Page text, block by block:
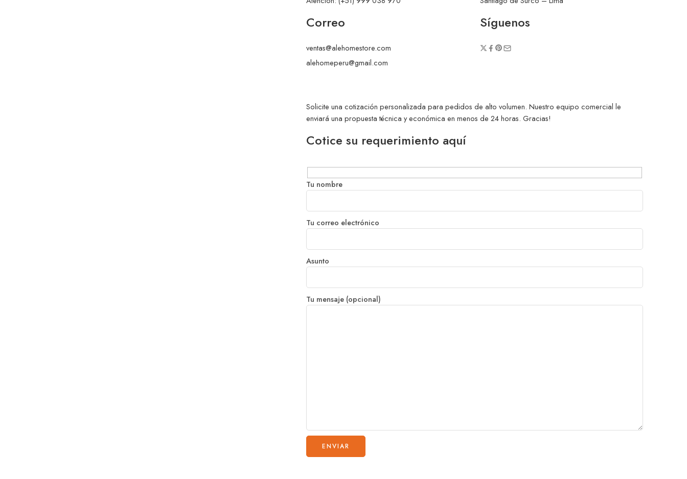
Correo
ventas@alehomestore.com
alehomeperu@gmail.com
Síguenos
Solicite una cotización personalizada para pedidos de alto volumen. Nuestro equipo comercial le
enviará una propuesta técnica y económica en menos de 24 horas. Gracias!
Cotice su requerimiento aquí
Tu nombre
Tu correo electrónico
Asunto
Tu mensaje (opcional)